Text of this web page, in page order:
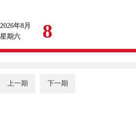
2026年8月
星期六
8
上一期 下一期